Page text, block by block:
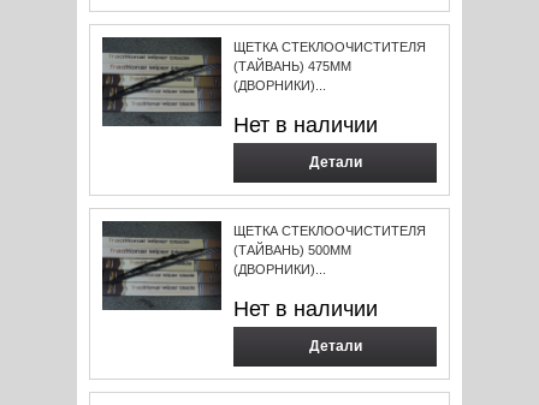
ЩЕТКА СТЕКЛООЧИСТИТЕЛЯ
(ТАЙВАНЬ) 475ММ
(ДВОРНИКИ)...
Нет в наличии
Детали
ЩЕТКА СТЕКЛООЧИСТИТЕЛЯ
(ТАЙВАНЬ) 500ММ
(ДВОРНИКИ)...
Нет в наличии
Детали